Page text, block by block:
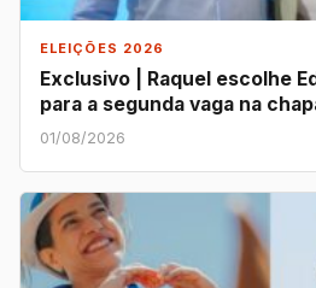
ELEIÇÕES 2026
Exclusivo | Raquel escolhe
para a segunda vaga na
01/08/2026